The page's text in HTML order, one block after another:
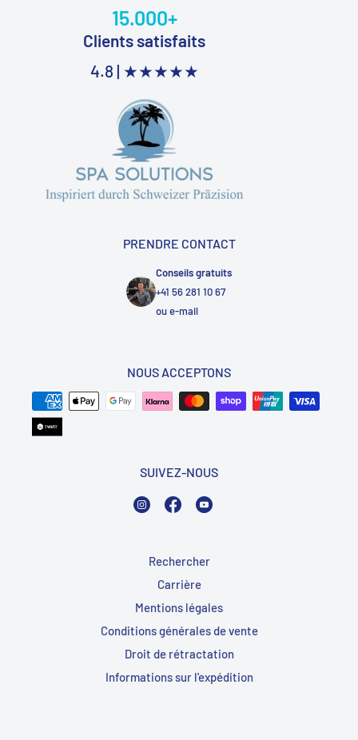
15.000+
Clients satisfaits
4.8 | ★★★★★
PRENDRE CONTACT
Conseils gratuits
+41 56 281 10 67
oue-mail
NOUS ACCEPTONS
SUIVEZ-NOUS
InstagramFacebook
Rechercher
Carrière
Mentions légales
Conditions générales de vente
Droit de rétractation
Informations sur l'expédition